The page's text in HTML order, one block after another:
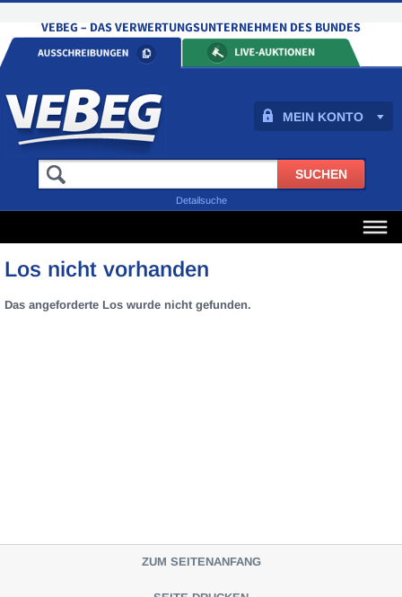
MEIN KONTO
Detailsuche
Los nicht vorhanden
Das angeforderte Los wurde nicht gefunden.
ZUM SEITENANFANG